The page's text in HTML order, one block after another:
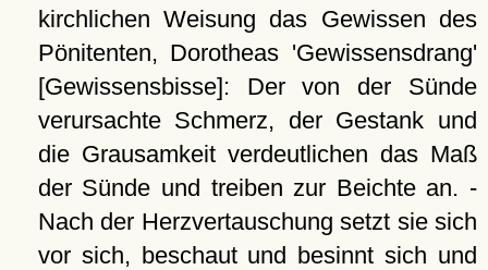
kirchlichen Weisung das Gewissen des
Pönitenten, Dorotheas 'Gewissensdrang'
[Gewissensbisse]: Der von der Sünde
verursachte Schmerz, der Gestank und
die Grausamkeit verdeutlichen das Maß
der Sünde und treiben zur Beichte an. -
Nach der Herzvertauschung setzt sie sich
vor sich, beschaut und besinnt sich und